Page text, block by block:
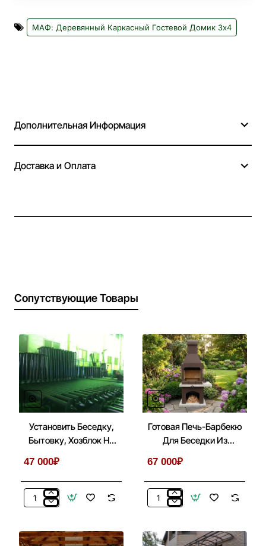
МАФ: Деревянный Каркасный Гостевой Домик 3х4
Дополнительная Информация
Доставка и Оплата
Сопутствующие Товары
Установить Беседку,
Бытовку, Хозблок На
47 000₽
Установить
Хозблок
Готовая Печь-Барбекю
Для Беседки Из
67 000₽
Готовая
Для